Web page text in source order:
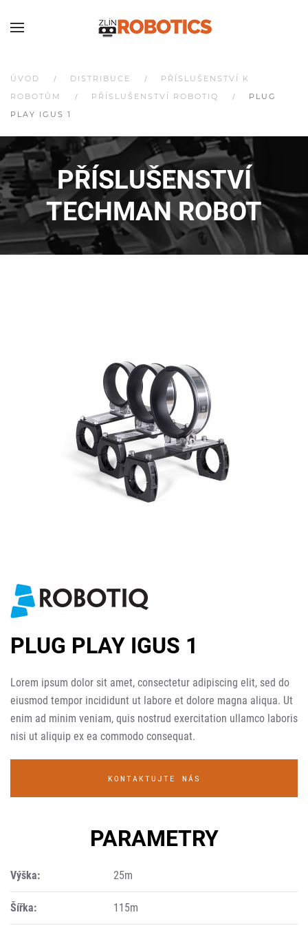
ÚVOD DISTRIBUCE
PŘÍSLUŠENSTVÍ K
ROBOTŮM
PŘÍSLUŠENSTVÍ ROBOTIQ
PLUG
PLAY IGUS 1
PŘÍSLUŠENSTVÍ
TECHMAN ROBOT
PLUG PLAY IGUS 1
Lorem ipsum dolor sit amet, consectetur adipiscing elit, sed do
eiusmod tempor incididunt ut labore et dolore magna aliqua. Ut
enim ad minim veniam, quis nostrud exercitation ullamco laboris
nisi ut aliquip ex ea commodo consequat.
KONTAKTUJTE NÁS
PARAMETRY
Výška: 25m
Šířka: 115m